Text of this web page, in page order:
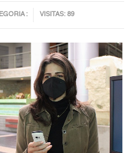
: VISITAS: 89